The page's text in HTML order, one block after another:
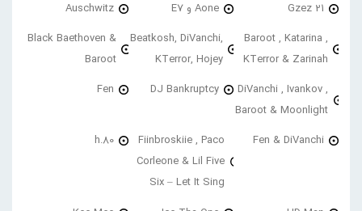
21 Gzez Aone و E7 Auschwitz
Baroot , Katarina ,
KTerror & Zarinah
Beatkosh, DiVanchi,
KTerror, Hojey
Black Baethoven &
Baroot
DiVanchi , Ivankov ,
Baroot & Moonlight
DJ Bankruptcy
Fen
Fen & DiVanchi
Fiinbroskiie , Paco
Corleone & Lil Five
Six – Let It Sing
h.80